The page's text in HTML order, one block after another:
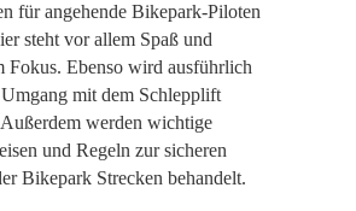
für angehende Bikepark-Piloten
steht vor allem Spaß und
Fokus. Ebenso wird ausführlich
mit dem Schlepplift
werden wichtige
und Regeln zur sicheren
Bikepark Strecken behandelt.